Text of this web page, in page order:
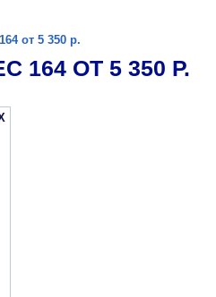
от 5 350 р.
164 ОТ 5 350 Р.